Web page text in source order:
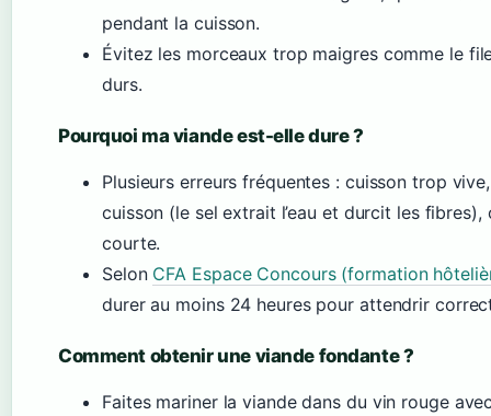
pendant la cuisson.
Évitez les morceaux trop maigres comme le
durs.
Pourquoi ma viande est-elle dure ?
Plusieurs erreurs fréquentes : cuisson trop
cuisson (le sel extrait l’eau et durcit les
courte.
Selon CFA Espace Concours (formation
durer au moins 24 heures pour attendrir
Comment obtenir une viande fondante ?
Faites mariner la viande dans du vin rouge